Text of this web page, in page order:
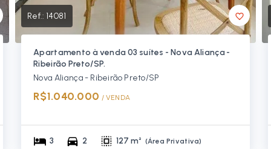
Ref.: 14081
Apartamento à venda 03 suítes - Nova Aliança -
Ribeirão Preto/SP.
Nova Aliança - Ribeirão Preto/SP
R$1.040.000 / VENDA
3 2 127 m² (Área Privativa)